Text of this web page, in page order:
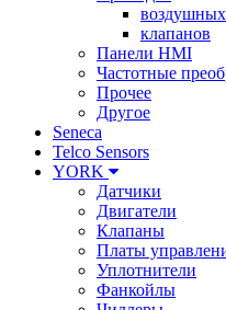
воздушных
клапанов
Панели HMI
Частотные
Прочее
Другое
Seneca
Telco Sensors
YORK
Датчики
Двигатели
Клапаны
Платы
Уплотнители
Фанкойлы